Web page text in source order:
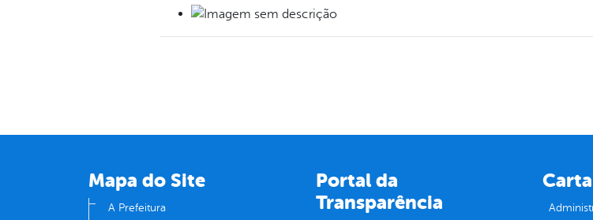
Mapa do Site
A Prefeitura
Portal da
Transparência